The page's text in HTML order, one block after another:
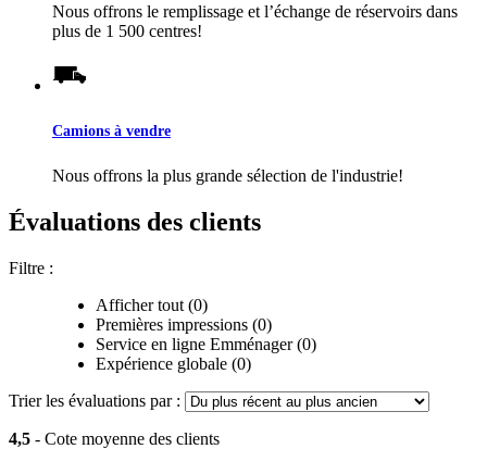
Nous offrons le remplissage et l’échange de réservoirs dans
plus de 1 500 centres!
Camions à vendre
Nous offrons la plus grande sélection de l'industrie!
Évaluations des clients
Filtre :
Afficher tout (0)
Premières impressions (0)
Service en ligne Emménager (0)
Expérience globale (0)
Trier les évaluations par :
4,5 - Cote moyenne des clients